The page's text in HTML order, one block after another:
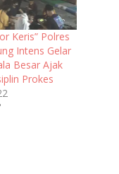
Keris” Polres
Intens Gelar
Besar Ajak
Prokes